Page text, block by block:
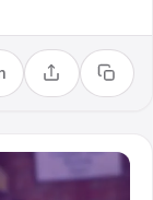
Compartilhar
Copiar